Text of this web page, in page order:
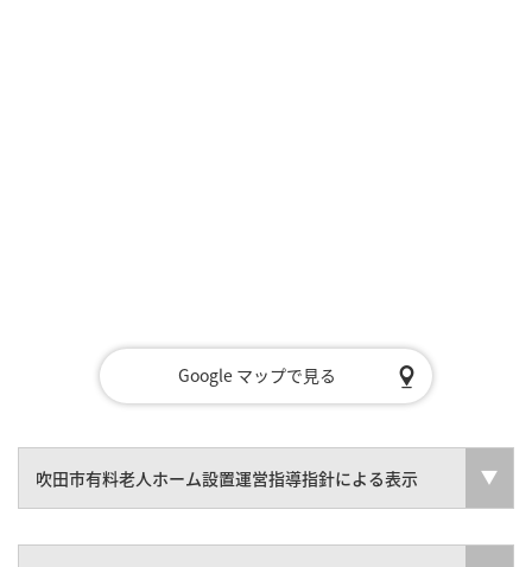
Google マップで見る
吹田市有料老人ホーム設置運営指導指針による表示